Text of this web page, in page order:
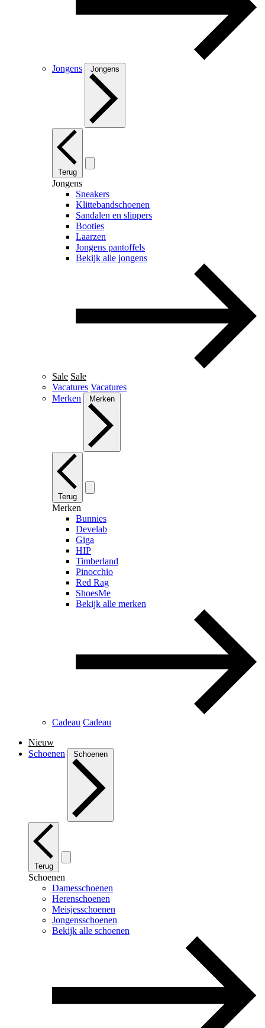
Jongens Jongens
Terug
Jongens
Sneakers
Klittebandschoenen
Sandalen en slippers
Booties
Laarzen
Jongens pantoffels
Bekijk alle jongens
Sale Sale
Vacatures Vacatures
Merken
Merken
Terug
Merken
Bunnies
Develab
Giga
HIP
Timberland
Pinocchio
Red Rag
ShoesMe
Bekijk alle merken
Cadeau Cadeau
Nieuw
Schoenen
Schoenen
Terug
Schoenen
Damesschoenen
Herenschoenen
Meisjesschoenen
Jongensschoenen
Bekijk alle schoenen